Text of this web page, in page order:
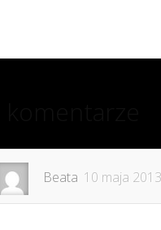
Beata 10 maja 2013